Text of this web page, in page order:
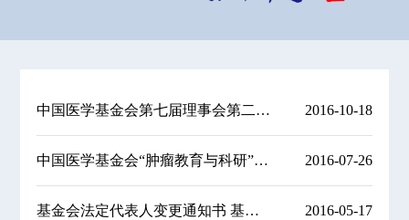
中国医学基金会第七届理事会第二次会议 2016-10-18
中国医学基金会“肿瘤教育与科研”项目关于2016年度申请科研课题的通知 2016-07-26
基金会法定代表人变更通知书 基金会理事备案通知书 2016-05-17